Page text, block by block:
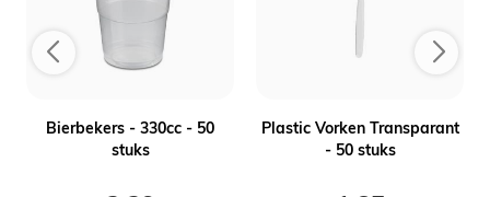
Bierbekers - 330cc - 50
stuks
Plastic Vorken Transparant
- 50 stuks